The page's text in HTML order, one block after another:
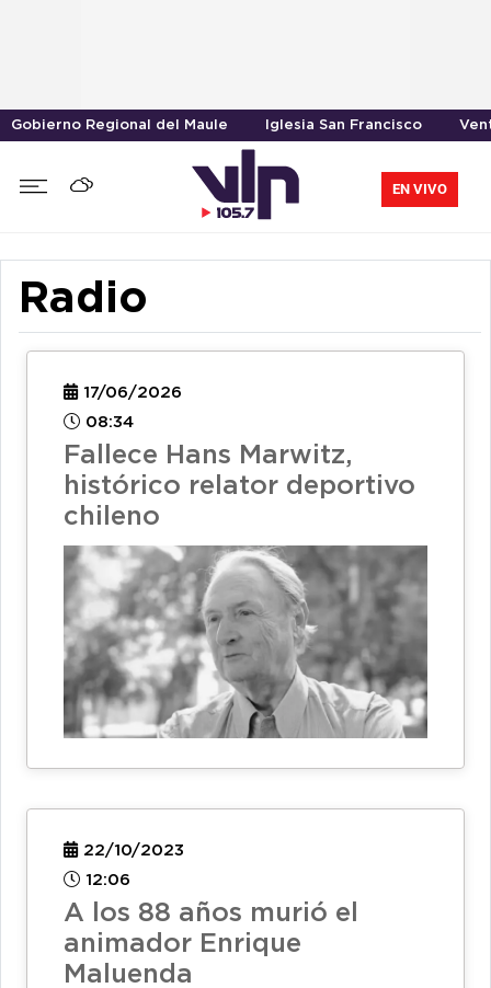
Gobierno Regional del Maule Iglesia San Francisco
EN VIVO
Radio
17/06/2026
08:34
Fallece Hans Marwitz,
histórico relator deportivo
chileno
22/10/2023
12:06
A los 88 años murió el
animador Enrique
Maluenda